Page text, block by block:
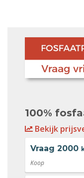
100%
Bekijk
Vraag 2000
Koop